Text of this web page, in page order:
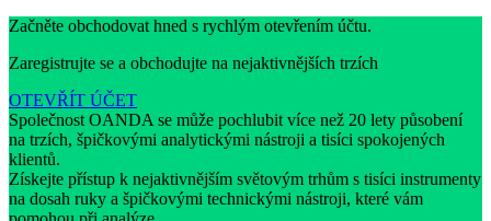
Začněte obchodovat hned s rychlým otevřením účtu.
Zaregistrujte se a obchodujte na nejaktivnějších trzích
OTEVŘÍT ÚČET
Společnost OANDA se může pochlubit více než 20 lety působení
na trzích, špičkovými analytickými nástroji a tisíci spokojených
klientů.
Získejte přístup k nejaktivnějším světovým trhům s tisíci instrumenty
na dosah ruky a špičkovými technickými nástroji, které vám